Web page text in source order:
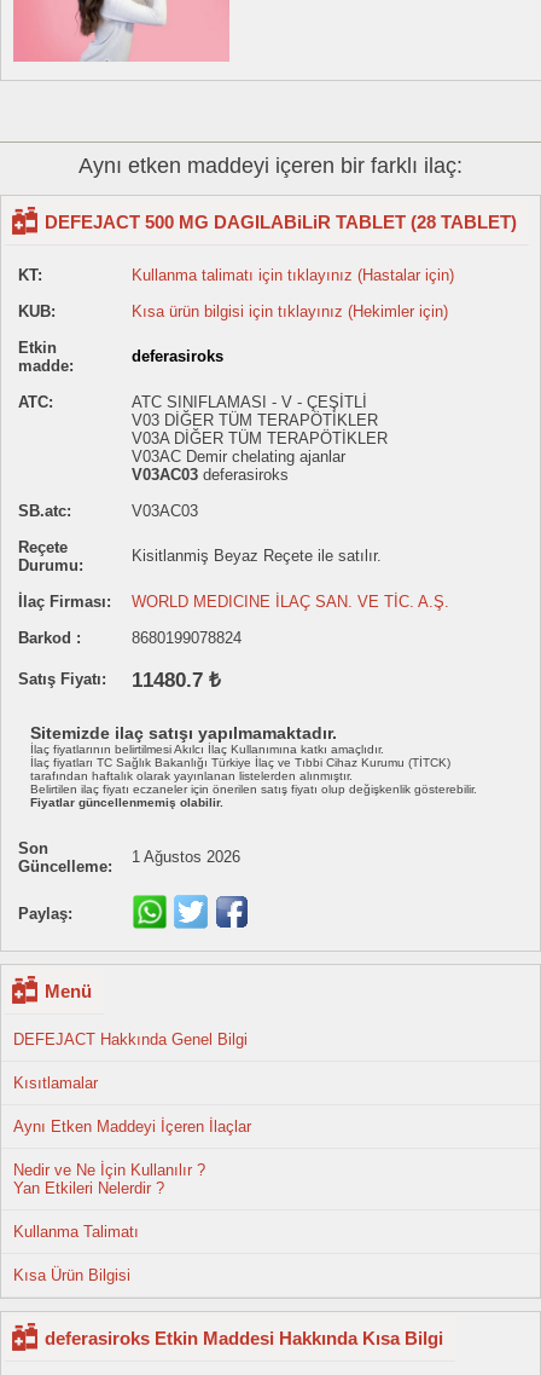
Aynı etken maddeyi içeren bir farklı ilaç:
DEFEJACT 500 MG DAGILABiLiR TABLET (28 TABLET)
KT:
Kullanma talimatı için tıklayınız (Hastalar için)
KUB:
Kısa ürün bilgisi için tıklayınız (Hekimler için)
Etkin
madde:
deferasiroks
ATC:
ATC SINIFLAMASI - V - ÇEŞİTLİ
V03 DİĞER TÜM TERAPÖTİKLER
V03A DİĞER TÜM TERAPÖTİKLER
V03AC Demir chelating ajanlar
V03AC03 deferasiroks
SB.atc:
V03AC03
Reçete
Durumu:
Kisitlanmiş Beyaz Reçete ile satılır.
İlaç Firması:
WORLD MEDICINE İLAÇ SAN. VE TİC. A.Ş.
Barkod :
8680199078824
Satış Fiyatı: 11480.7 ₺
Sitemizde ilaç satışı yapılmamaktadır.
İlaç fiyatlarının belirtilmesi Akılcı İlaç Kullanımına katkı amaçlıdır.
İlaç fiyatları TC Sağlık Bakanlığı Türkiye İlaç ve Tıbbi Cihaz Kurumu (TİTCK)
tarafından haftalık olarak yayınlanan listelerden alınmıştır.
Belirtilen ilaç fiyatı eczaneler için önerilen satış fiyatı olup değişkenlik gösterebilir.
Fiyatlar güncellenmemiş olabilir.
Son
Güncelleme:
1 Ağustos 2026
Paylaş:
Menü
DEFEJACT Hakkında Genel Bilgi
Kısıtlamalar
Aynı Etken Maddeyi İçeren İlaçlar
Nedir ve Ne İçin Kullanılır ?
Yan Etkileri Nelerdir ?
Kullanma Talimatı
Kısa Ürün Bilgisi
deferasiroks Etkin Maddesi Hakkında Kısa Bilgi